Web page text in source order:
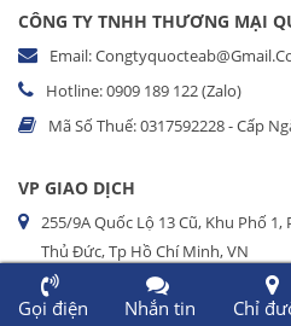
CÔNG TY TNHH THƯƠNG MẠI
Email:
Hotline: 0909 189 122 (Zalo)
Mã Số Thuế: 0317592228 - Cấp
VP GIAO DỊCH
255/9A Quốc Lộ 13 Cũ, Khu Phố
Thủ Đức, Tp Hồ Chí Minh, VN
ĐIỀU KHOẢN - CHÍNH SÁCH
Gọi điện Nhắn tin Chỉ